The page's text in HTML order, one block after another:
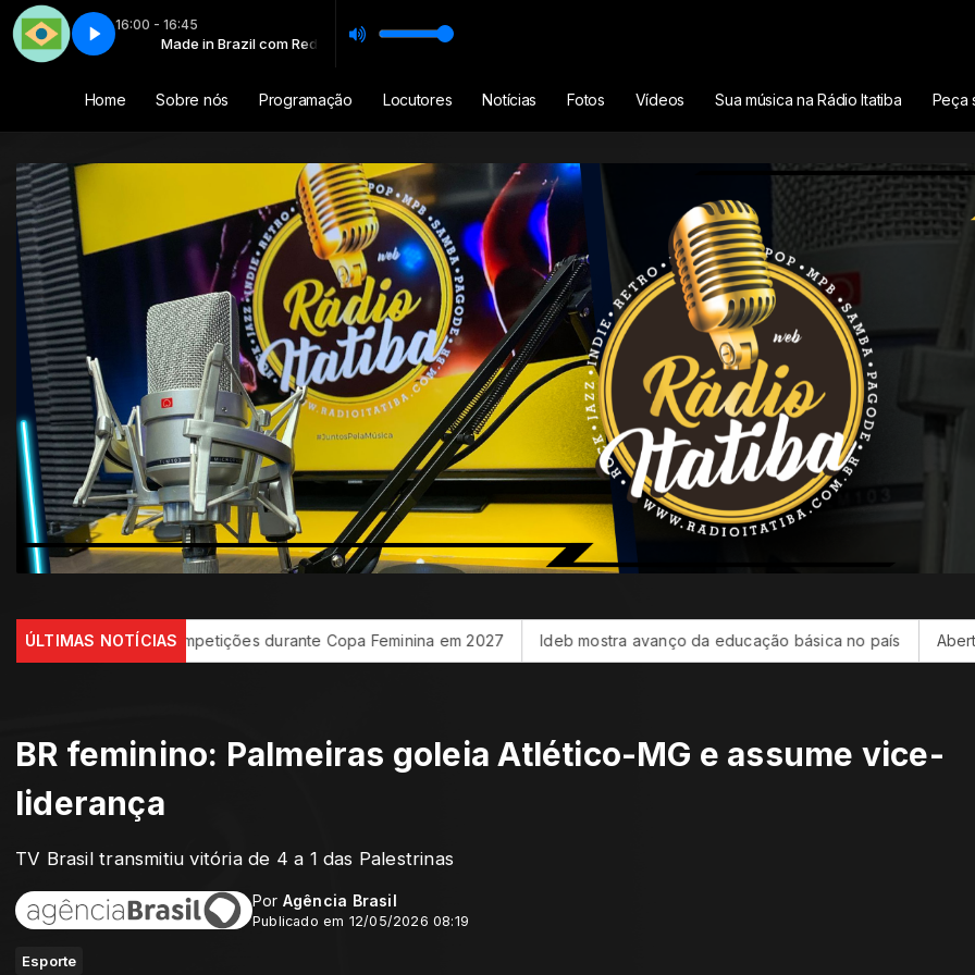
16:00 - 16:45
Rede Made in Brazil com Rede
Parte 1 Made in Brazil - Parte 1
Home Sobre nós Programação Locutores Notícias Fotos Vídeos Sua música na Rádio Itatiba Peça
ÚLTIMAS NOTÍCIAS
competições durante Copa Feminina em 2027 Ideb mostra avanço da educação básica no país Abertura de ateliê de
BR feminino: Palmeiras goleia Atlético-MG e assume vice-
liderança
TV Brasil transmitiu vitória de 4 a 1 das Palestrinas
Por Agência Brasil
Publicado em 12/05/2026 08:19
Esporte